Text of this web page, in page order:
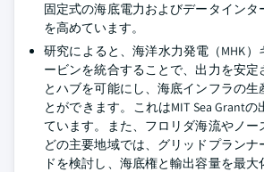
固定式の海底電力およびデータイン
を高めています。
研究によると、海洋水力発電（MHK）
ービンを統合することで、出力を安
とハブを可能にし、海底インフラの生
とができます。これはMIT Sea Grant
ています。また、フロリダ海流やノー
どの主要地域では、グリッドプランナ
ドを検討し、海底権と輸出容量を最